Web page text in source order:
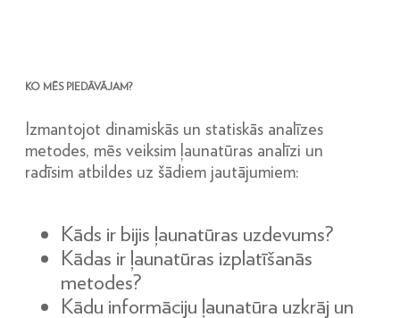
KO MĒS PIEDĀVĀJAM?
Izmantojot dinamiskās un statiskās analīzes
metodes, mēs veiksim ļaunatūras analīzi un
radīsim atbildes uz šādiem jautājumiem:
Kāds ir bijis ļaunatūras uzdevums?
Kādas ir ļaunatūras izplatīšanās
metodes?
Kādu informāciju ļaunatūra uzkrāj un